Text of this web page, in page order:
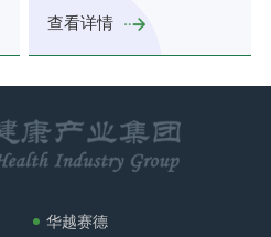
沟通能力和团队合作精
士及以上学历；2、熟悉
流式、质谱、测序大型仪
器原理和操作；3、熟悉
目；4、良好的表达能
力，富于协作精神及团队
等药物研发、生产工艺，
为客户提供全流程的产品
仪、高内涵、毛细管电
泳、质谱仪、测序仪等，
验指导；3、组织用户
查看详情
华越赛德